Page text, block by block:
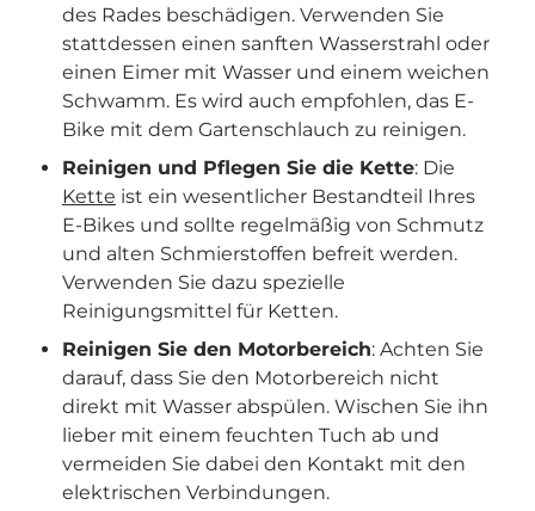
des Rades beschädigen. Verwenden Sie
stattdessen einen sanften Wasserstrahl oder
einen Eimer mit Wasser und einem weichen
Schwamm. Es wird auch empfohlen, das E-
Bike mit dem Gartenschlauch zu reinigen.
Reinigen und Pflegen Sie die Kette: Die
Kette ist ein wesentlicher Bestandteil Ihres
E-Bikes und sollte regelmäßig von Schmutz
und alten Schmierstoffen befreit werden.
Verwenden Sie dazu spezielle
Reinigungsmittel für Ketten.
Reinigen Sie den Motorbereich: Achten Sie
darauf, dass Sie den Motorbereich nicht
direkt mit Wasser abspülen. Wischen Sie ihn
lieber mit einem feuchten Tuch ab und
vermeiden Sie dabei den Kontakt mit den
elektrischen Verbindungen.